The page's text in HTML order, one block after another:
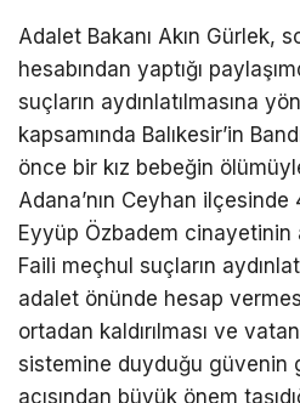
Adalet Bakanı Akın Gürlek,
hesabından yaptığı
suçların aydınlatılmasına
kapsamında Balıkesir’in
önce bir kız bebeğin
Adana’nın Ceyhan ilçesinde
Eyyüp Özbadem cinayetinin
Faili meçhul suçların
adalet önünde hesap vermesi,
ortadan kaldırılması ve
sistemine duyduğu güvenin
açısından büyük önem